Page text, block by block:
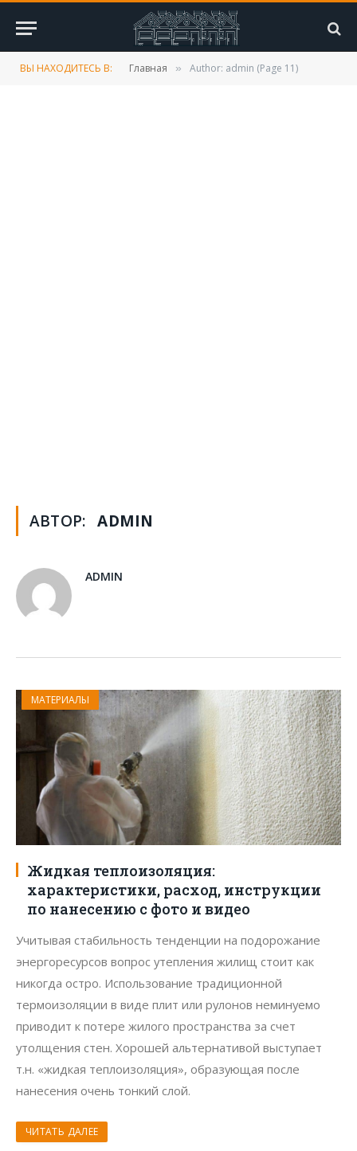
ВЫ НАХОДИТЕСЬ В: Главная » Author: admin (Page 11)
АВТОР: ADMIN
ADMIN
МАТЕРИАЛЫ
Жидкая теплоизоляция:
характеристики, расход, инструкции
по нанесению с фото и видео
Учитывая стабильность тенденции на подорожание
энергоресурсов вопрос утепления жилищ стоит как
никогда остро. Использование традиционной
термоизоляции в виде плит или рулонов неминуемо
приводит к потере жилого пространства за счет
утолщения стен. Хорошей альтернативой выступает
т.н. «жидкая теплоизоляция», образующая после
нанесения очень тонкий слой.
ЧИТАТЬ ДАЛЕЕ